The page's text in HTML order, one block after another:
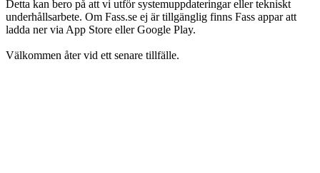
Detta kan bero på att vi utför systemuppdateringar eller tekniskt
underhållsarbete. Om Fass.se ej är tillgänglig finns Fass appar att
ladda ner via App Store eller Google Play.
Välkommen åter vid ett senare tillfälle.